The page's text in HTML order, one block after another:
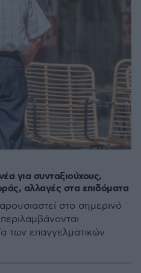
για συνταξιούχους,
αλλαγές στα επιδόματα
στο σημερινό
των επαγγελματικών